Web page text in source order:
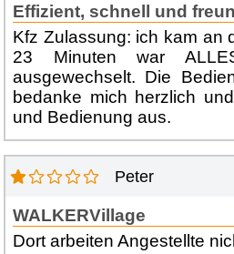
Effizient, schnell und
Kfz Zulassung: ich kam an
23 Minuten war
ausgewechselt. Die
bedanke mich herzlich
und Bedienung aus.
Peter
WALKERVillage
Dort arbeiten Angestellte